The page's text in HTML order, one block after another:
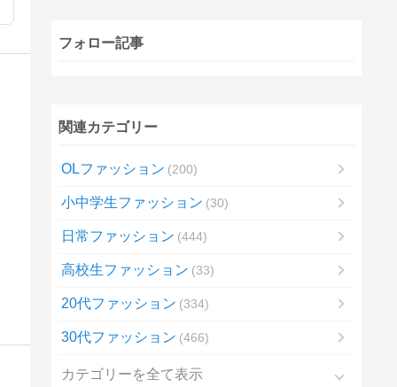
フォロー記事
関連カテゴリー
OLファッション 200
小中学生ファッション 30
日常ファッション 444
高校生ファッション 33
20代ファッション 334
30代ファッション 466
カテゴリーを全て表示